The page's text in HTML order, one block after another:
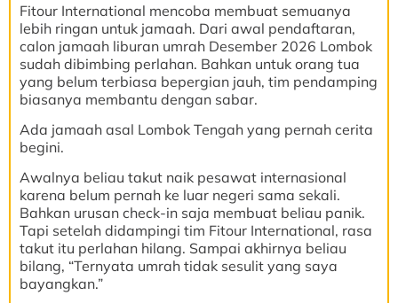
Fitour International mencoba membuat semuanya
lebih ringan untuk jamaah. Dari awal pendaftaran,
calon jamaah liburan umrah Desember 2026 Lombok
sudah dibimbing perlahan. Bahkan untuk orang tua
yang belum terbiasa bepergian jauh, tim pendamping
biasanya membantu dengan sabar.
Ada jamaah asal Lombok Tengah yang pernah cerita
begini.
Awalnya beliau takut naik pesawat internasional
karena belum pernah ke luar negeri sama sekali.
Bahkan urusan check-in saja membuat beliau panik.
Tapi setelah didampingi tim Fitour International, rasa
takut itu perlahan hilang. Sampai akhirnya beliau
bilang, “Ternyata umrah tidak sesulit yang saya
bayangkan.”